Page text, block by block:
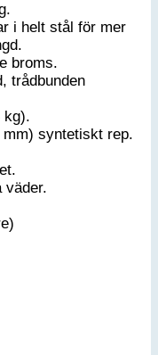
i helt stål för mer
broms.
trådbunden
kg).
mm) syntetiskt rep.
väder.